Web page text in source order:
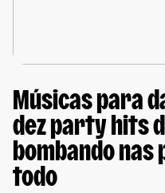
Músicas para
dez party hits
bombando nas
todo